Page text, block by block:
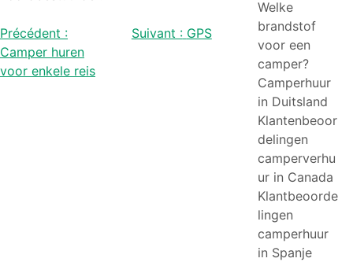
Bericht
navigatie
Précédent :
Camper huren
voor enkele reis
Suivant : GPS
Welke
brandstof
voor een
camper?
Camperhuur
in Duitsland
Klantenbeoor
delingen
camperverhu
ur in Canada
Klantbeoorde
lingen
camperhuur
in Spanje